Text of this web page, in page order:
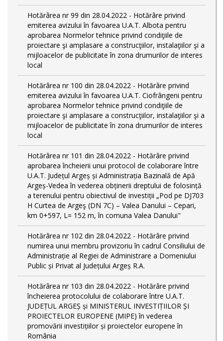
Hotărârea nr 99 din 28.04.2022 - Hotărâre privind
emiterea avizului în favoarea U.A.T. Albota pentru
aprobarea Normelor tehnice privind condiţiile de
proiectare şi amplasare a construcţiilor, instalaţiilor şi a
mijloacelor de publicitate în zona drumurilor de interes
local
Hotărârea nr 100 din 28.04.2022 - Hotărâre privind
emiterea avizului în favoarea U.A.T. Ciofrângeni pentru
aprobarea Normelor tehnice privind condiţiile de
proiectare şi amplasare a construcţiilor, instalaţiilor şi a
mijloacelor de publicitate în zona drumurilor de interes
local
Hotărârea nr 101 din 28.04.2022 - Hotărâre privind
aprobarea încheierii unui protocol de colaborare între
U.A.T. Județul Argeș și Administrația Bazinală de Apă
Argeș-Vedea în vederea obținerii dreptului de folosință
a terenului pentru obiectivul de investiții „Pod pe DJ703
H Curtea de Argeş (DN 7C) – Valea Danului – Cepari,
km 0+597, L= 152 m, în comuna Valea Danului"
Hotărârea nr 102 din 28.04.2022 - Hotărâre privind
numirea unui membru provizoriu în cadrul Consiliului de
Administrație al Regiei de Administrare a Domeniului
Public și Privat al Județului Argeș R.A.
Hotărârea nr 103 din 28.04.2022 - Hotărâre privind
încheierea protocolului de colaborare între U.A.T.
JUDEȚUL ARGEȘ și MINISTERUL INVESTIȚIILOR ȘI
PROIECTELOR EUROPENE (MIPE) în vederea
promovării investițiilor și proiectelor europene în
România